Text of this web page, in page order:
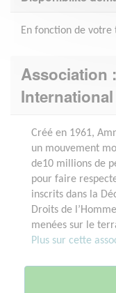
En fonction de
Association
Créé en 1961,
un mouvement
de10 millions de
pour faire
inscrits dans la
Droits de
menées sur le
Plus sur cette